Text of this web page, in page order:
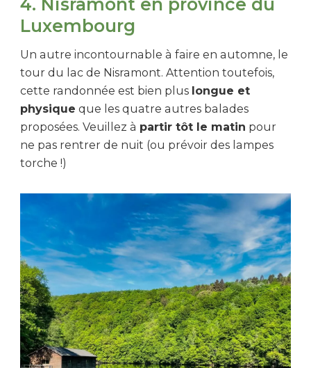
4. Nisramont en province du
Luxembourg
Un autre incontournable à faire en automne, le
tour du lac de Nisramont. Attention toutefois,
cette randonnée est bien plus longue et
physique que les quatre autres balades
proposées. Veuillez à partir tôt le matin pour
ne pas rentrer de nuit (ou prévoir des lampes
torche !)